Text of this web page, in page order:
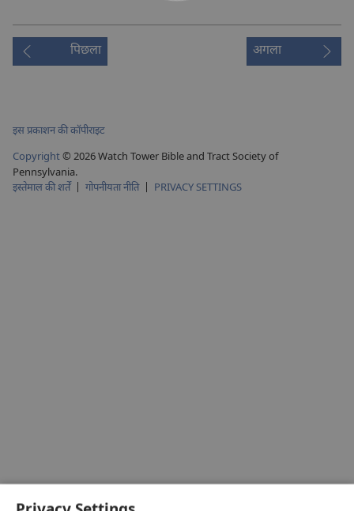
पिछला अगला
इस प्रकाशन की कॉपीराइट
Copyright© 2026 Watch Tower Bible and Tract Society of
Pennsylvania.
इस्तेमाल की शर्तें| गोपनीयता नीति| PRIVACY SETTINGS